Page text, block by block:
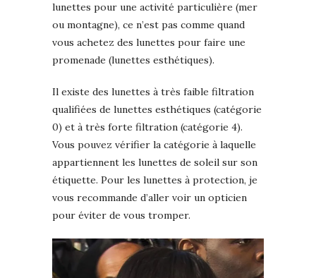
lunettes pour une activité particulière (mer
ou montagne), ce n’est pas comme quand
vous achetez des lunettes pour faire une
promenade (lunettes esthétiques).
Il existe des lunettes à très faible filtration
qualifiées de lunettes esthétiques (catégorie
0) et à très forte filtration (catégorie 4).
Vous pouvez vérifier la catégorie à laquelle
appartiennent les lunettes de soleil sur son
étiquette. Pour les lunettes à protection, je
vous recommande d’aller voir un opticien
pour éviter de vous tromper.